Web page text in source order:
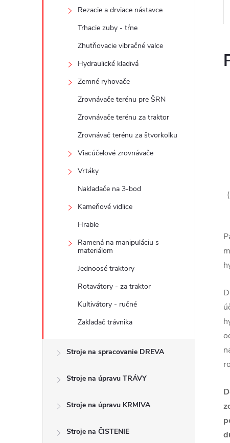
Rezacie a drviace nástavce
Trhacie zuby - tŕne
Zhutňovacie vibračné valce
Hydraulické kladivá
Zemné ryhovače
Zrovnávače terénu pre ŠRN
Zrovnávače terénu za traktor
Zrovnávač terénu za štvorkolku
Viacúčelové zrovnávače
Vrtáky
Nakladače na 3-bod
Kameňové vidlice
Hrable
Ramená na manipuláciu s
materiálom
Jednoosé traktory
Rotavátory - za traktor
Kultivátory - ručné
Zakladač trávnika
Stroje na spracovanie DREVA
Stroje na úpravu TRÁVY
Stroje na úpravu KRMIVA
Stroje na ČISTENIE